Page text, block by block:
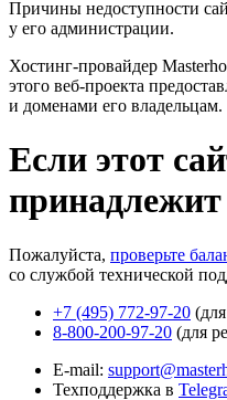
Причины недоступности
у его администрации.
Хостинг-провайдер
этого веб-проекта
и доменами его владельцам.
Если этот
Пожалуйста, проверьте
со службой технической
+7 (495) 772-97-20
8-800-200-97-20 (для
E-mail:
Техподдержка в